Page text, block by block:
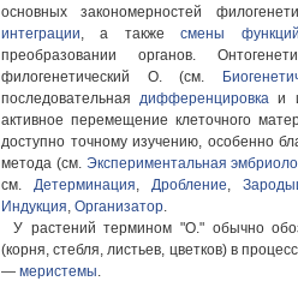
основных закономерностей
интеграции, а такжесмены функций
преобразовании органов.
филогенетический О. (см.
последовательнаядифференцировка и
активное перемещение клеточного
доступно точному изучению, особенно
метода (см. Экспериментальная
см. Детерминация, Дробление,
Индукция, Организатор.
У растений термином "О." обычно
(корня, стебля, листьев, цветков) в
— меристемы.